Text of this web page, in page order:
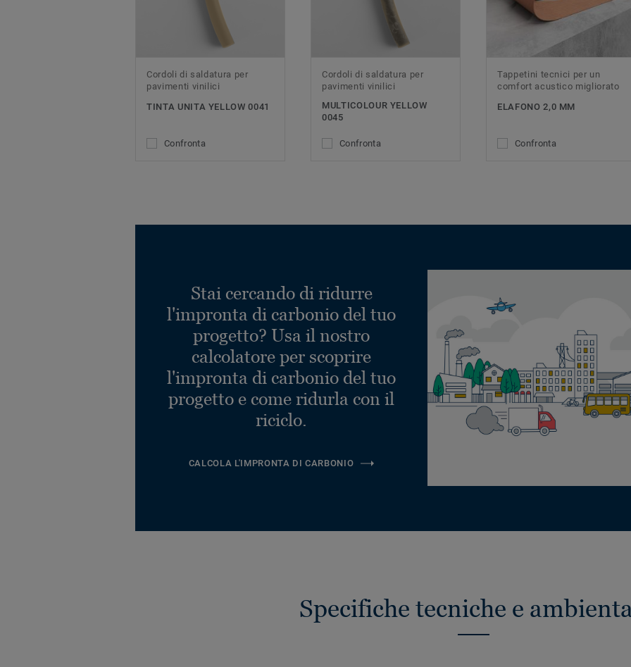
Cordoli di saldatura per
pavimenti vinilici
TINTA UNITA YELLOW 0041
Confronta
Cordoli di saldatura per
pavimenti vinilici
MULTICOLOUR YELLOW
0045
Confronta
Tappetini tecnici per un
comfort acustico migliorato
ELAFONO 2,0 MM
Confronta
Stai cercando di ridurre
l'impronta di carbonio del tuo
progetto? Usa il nostro
calcolatore per scoprire
l'impronta di carbonio del tuo
progetto e come ridurla con il
riciclo.
CALCOLA L'IMPRONTA DI CARBONIO
Specifiche tecniche e